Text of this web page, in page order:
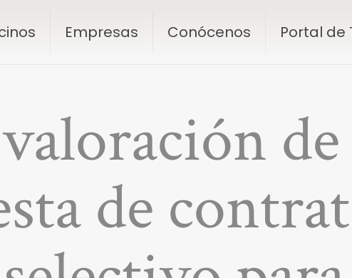
Empresas Conócenos Portal de
de